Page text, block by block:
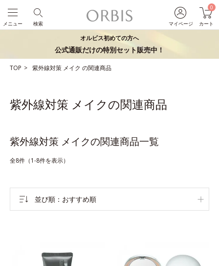
マイページ
0
カート
検索
メニュー
オルビス初めての方へ
公式通販だけの特別セット販売中！
TOP 紫外線対策 メイク の関連商品
紫外線対策 メイクの関連商品
紫外線対策 メイクの関連商品一覧
全8件（1-8件を表示）
並び順 おすすめ順